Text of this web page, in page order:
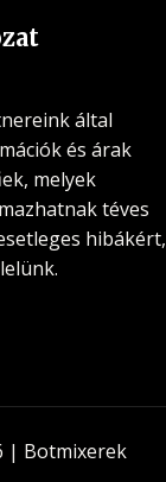
által
és árak
melyek
téves
hibákért,
| Botmixerek